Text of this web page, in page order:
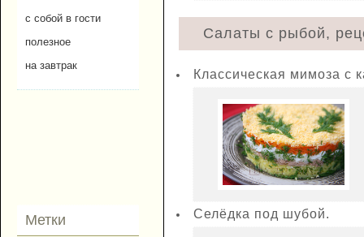
с собой в гости
полезное
на завтрак
Метки
Салаты с рыбой,
Классическая мимоза с
Селёдка под шубой.